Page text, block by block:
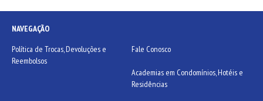
NAVEGAÇÃO
Política de Trocas, Devoluções e
Reembolsos
Fale Conosco
Academias em Condomínios, Hotéis e
Residências